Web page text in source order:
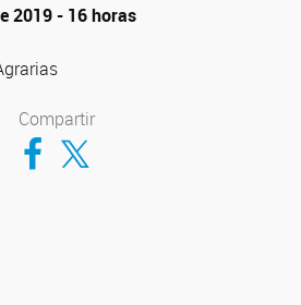
2019 - 16 horas
Compartir
Compartir en Facebook
Compartir en Twitter